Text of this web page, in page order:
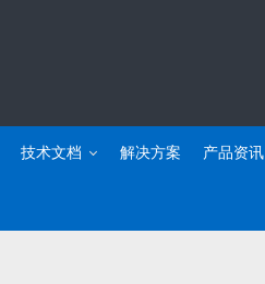
技术文档 解决方案 产品资讯